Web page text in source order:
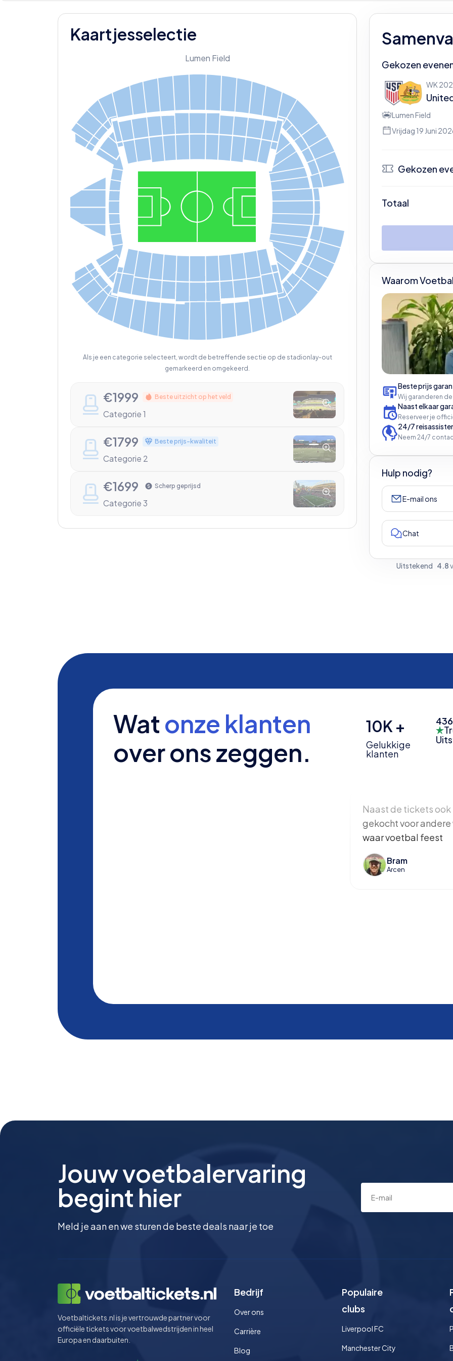
Kaartjesselectie
€1999 Beste uitzicht op het veld
Categorie 1
€1799 Beste prijs-kwaliteit
Categorie 2
€1699 Scherp geprijsd
Categorie 3
Lumen Field
Als je een categorie selecteert, wordt de betreffende sectie op de stadionlay-out
gemarkeerd en omgekeerd.
Gekozen
WK
Lumen Field
Vrijdag 19 Juni
Gekozen
Totaal
Waarom
Beste prijs
Wij garanderen
Naast elkaar
Reserveer je
24/7
Neem 24/7
Hulp nodig?
E-mail ons
Chat
Uitstekend 4.8
Watonze klanten
over ons zeggen.
10K +
Gelukkige
klanten
436
Naast de tickets
gekocht voor
waar voetbal feest
Bram
Arcen
Jouw voetbalervaring
begint hier
Meld je aan en we sturen de beste deals naar je toe
Voetbaltickets.nl is je vertrouwde partner voor
officiële tickets voor voetbalwedstrijden in heel
Europa en daarbuiten.
Bedrijf
Over ons
Carrière
Blog
Populaire
clubs
Liverpool FC
Manchester City